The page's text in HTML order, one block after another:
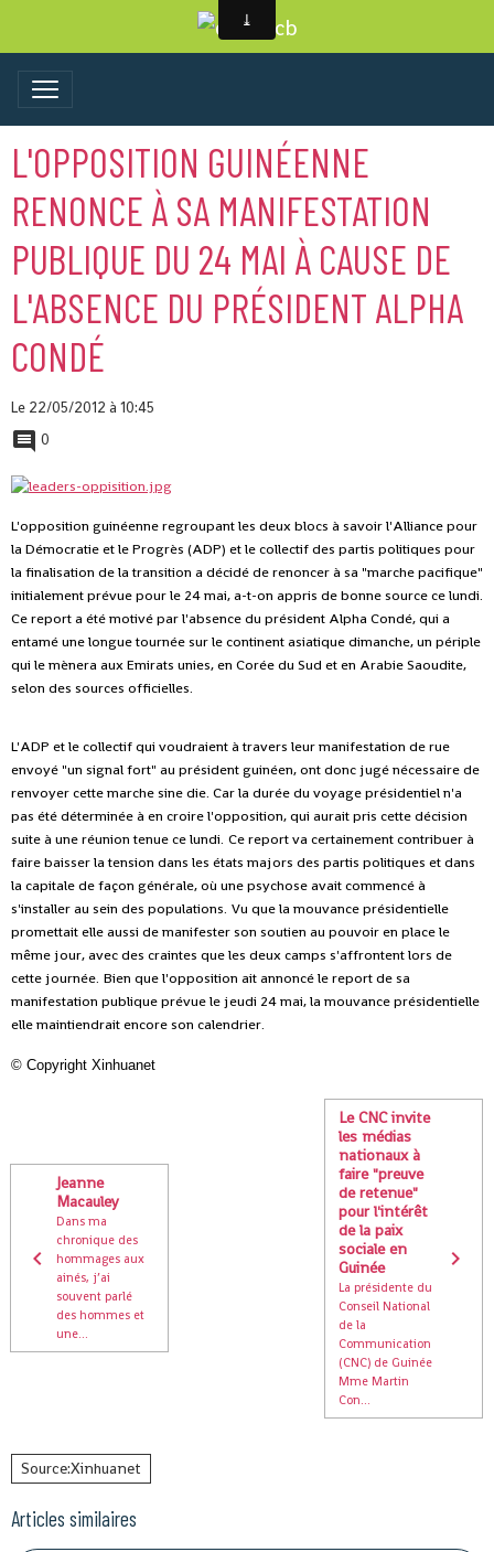
L'OPPOSITION GUINÉENNE
RENONCE À SA MANIFESTATION
PUBLIQUE DU 24 MAI À CAUSE DE
L'ABSENCE DU PRÉSIDENT ALPHA
CONDÉ
Le 22/05/2012 à 10:45
0
L'opposition guinéenne regroupant les deux blocs à savoir l'Alliance pour
la Démocratie et le Progrès (ADP) et le collectif des partis politiques pour
la finalisation de la transition a décidé de renoncer à sa "marche pacifique"
initialement prévue pour le 24 mai, a-t-on appris de bonne source ce lundi.
Ce report a été motivé par l'absence du président Alpha Condé, qui a
entamé une longue tournée sur le continent asiatique dimanche, un périple
qui le mènera aux Emirats unies, en Corée du Sud et en Arabie Saoudite,
selon des sources officielles.
L'ADP et le collectif qui voudraient à travers leur manifestation de rue
envoyé "un signal fort" au président guinéen, ont donc jugé nécessaire de
renvoyer cette marche sine die. Car la durée du voyage présidentiel n'a
pas été déterminée à en croire l'opposition, qui aurait pris cette décision
suite à une réunion tenue ce lundi. Ce report va certainement contribuer à
faire baisser la tension dans les états majors des partis politiques et dans
la capitale de façon générale, où une psychose avait commencé à
s'installer au sein des populations. Vu que la mouvance présidentielle
promettait elle aussi de manifester son soutien au pouvoir en place le
même jour, avec des craintes que les deux camps s'affrontent lors de
cette journée. Bien que l'opposition ait annoncé le report de sa
manifestation publique prévue le jeudi 24 mai, la mouvance présidentielle
elle maintiendrait encore son calendrier.
© Copyright Xinhuanet
Jeanne
Macauley
Dans ma
chronique des
hommages aux
ainés, j’ai
souvent parlé
des hommes et
une...
Le CNC invite
les médias
nationaux à
faire "preuve
de retenue"
pour l'intérêt
de la paix
sociale en
Guinée
La présidente du
Conseil National
de la
Communication
(CNC) de Guinée
Mme Martin
Con...
Source:Xinhuanet
Articles similaires